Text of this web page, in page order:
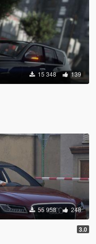
15 348 139
55 958 248
3.0